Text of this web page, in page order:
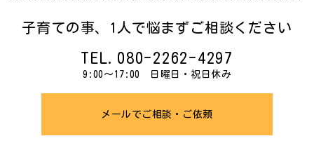
子育ての事、 1人で悩まずご相談ください
TEL. 080-2262-4297
9:00～17:00 日曜日・祝日休み
メールでご相談・ご依頼